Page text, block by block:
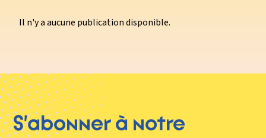
Il n'y a aucune publication disponible.
S’abonner à notre